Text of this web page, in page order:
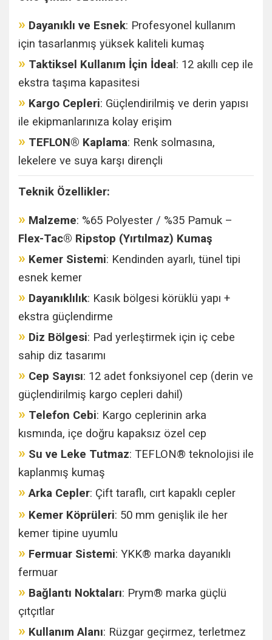
» Dayanıklı ve Esnek: Profesyonel kullanım
için tasarlanmış yüksek kaliteli kumaş
» Taktiksel Kullanım İçin İdeal : 12 akıllı cep ile
ekstra taşıma kapasitesi
» Kargo Cepleri: Güçlendirilmiş ve derin yapısı
ile ekipmanlarınıza kolay erişim
» TEFLON® Kaplama: Renk solmasına,
lekelere ve suya karşı dirençli
Teknik Özellikler:
» Malzeme: %65 Polyester / %35 Pamuk –
Flex-Tac® Ripstop (Yırtılmaz) Kumaş
» Kemer Sistemi: Kendinden ayarlı, tünel tipi
esnek kemer
» Dayanıklılık: Kasık bölgesi körüklü yapı +
ekstra güçlendirme
» Diz Bölgesi: Pad yerleştirmek için iç cebe
sahip diz tasarımı
» Cep Sayısı: 12 adet fonksiyonel cep (derin ve
güçlendirilmiş kargo cepleri dahil)
» Telefon Cebi: Kargo ceplerinin arka
kısmında, içe doğru kapaksız özel cep
» Su ve Leke Tutmaz: TEFLON® teknolojisi ile
kaplanmış kumaş
» Arka Cepler: Çift taraflı, cırt kapaklı cepler
» Kemer Köprüleri: 50 mm genişlik ile her
kemer tipine uyumlu
» Fermuar Sistemi: YKK® marka dayanıklı
fermuar
» Bağlantı Noktaları: Prym® marka güçlü
çıtçıtlar
» Kullanım Alanı: Rüzgar geçirmez, terletmez